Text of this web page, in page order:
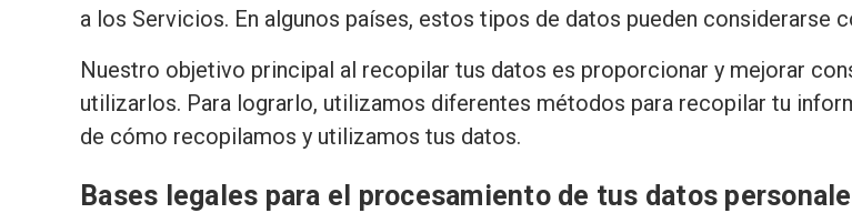
a los Servicios. En algunos países, estos tipos de datos pueden considerarse
Nuestro objetivo principal al recopilar tus datos es proporcionar y mejorar
utilizarlos. Para lograrlo, utilizamos diferentes métodos para recopilar tu
de cómo recopilamos y utilizamos tus datos.
Bases legales para el procesamiento de tus datos